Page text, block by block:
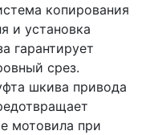
копирования
и установка
гарантирует
срез.
шкива привода
мотовила при